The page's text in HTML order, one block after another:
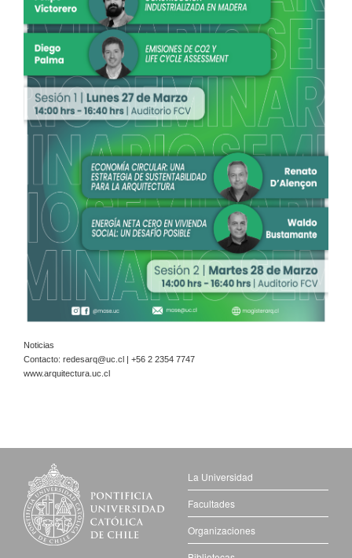
Noticias
Contacto: redesarq@uc.cl | +56 2 2354 7747
www.arquitectura.uc.cl
La Universidad
Facultades
Organizaciones